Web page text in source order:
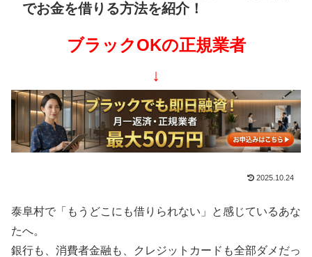
でお金を借りる方法を紹介！
ブラックOKの正規業者
↓
2025.10.24
泰阜村で「もうどこにも借りられない」と感じているあな
たへ。
銀行も、消費者金融も、クレジットカードも全部ダメだっ